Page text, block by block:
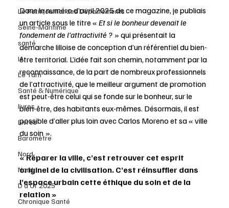
Le Petit Journal des Départements
Seine-Maritime
santé
IA
Le Tarn
Santé & Numérique
livres
Livres
Baromètre
Nord
Nord
D d'Or 2025
Chronique Santé
Dans le numéro d’avril 2025 de ce magazine, je publiais
un article sous le titre « Et si le bonheur devenait le
fondement de l’attractivité ? » qui présentait la
démarche lilloise de conception d’un référentiel du bien-
être territorial. L’idée fait son chemin, notamment par la
reconnaissance, de la part de nombreux professionnels
de l’attractivité, que le meilleur argument de promotion
est peut-être celui qui se fonde sur le bonheur, sur le
bien-être, des habitants eux-mêmes. Désormais, il est
possible d’aller plus loin avec Carlos Moreno et sa « ville
du soin ».
« Réparer la ville, c’est retrouver cet esprit
originel de la civilisation. C’est réinsuffler dans
l’espace urbain cette éthique du soin et de la
relation »